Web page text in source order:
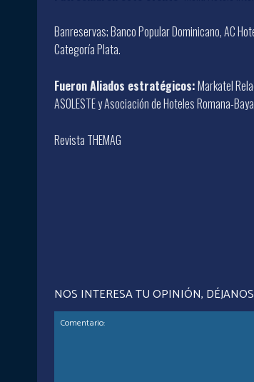
Banreservas; Banco Popular Dominicano, AC
Categoría Plata.
Fueron Aliados estratégicos:Markatel
ASOLESTE y Asociación de Hoteles Romana-
Revista THEMAG
NOS INTERESA TU OPINIÓN,